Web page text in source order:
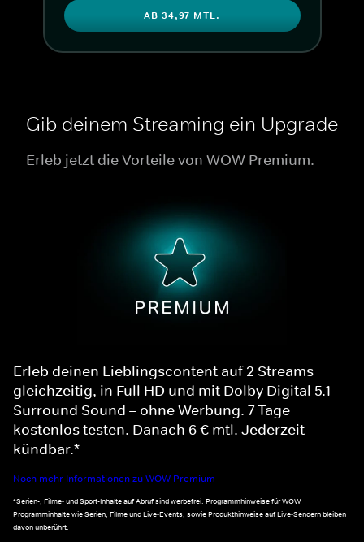
AB 34,97 MTL.
Gib deinem Streaming ein Upgrade
Erleb jetzt die Vorteile von WOW Premium.
Erleb deinen Lieblingscontent auf 2 Streams
gleichzeitig, in Full HD und mit Dolby Digital 5.1
Surround Sound – ohne Werbung. 7 Tage
kostenlos testen. Danach 6 € mtl. Jederzeit
kündbar.*
Noch mehr Informationen zu WOW Premium
*Serien-, Filme- und Sport-Inhalte auf Abruf sind werbefrei. Programmhinweise für WOW
Programminhalte wie Serien, Filme und Live-Events, sowie Produkthinweise auf Live-Sendern bleiben
davon unberührt.